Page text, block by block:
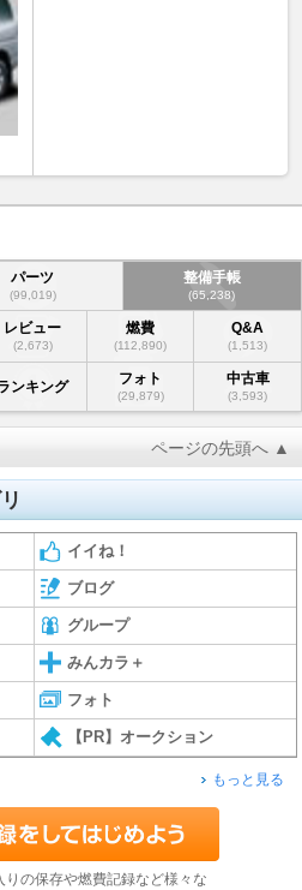
パーツ
(99,019)
整備手帳
(65,238)
レビュー
(2,673)
燃費
(112,890)
Q&A
(1,513)
ンキング フォト
(29,879)
中古車
(3,593)
ページの先頭へ ▲
イイね！
ブログ
グループ
みんカラ＋
フォト
【PR】オークション
もっと見る
りの保存や燃費記録など様々な